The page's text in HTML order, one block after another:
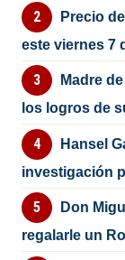
Precio
este viernes 7
Madre
los logros de
Hansel
investigación
Don
regalarle un